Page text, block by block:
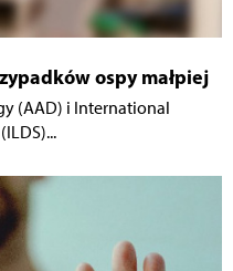
ospy małpiej
(AAD) i International